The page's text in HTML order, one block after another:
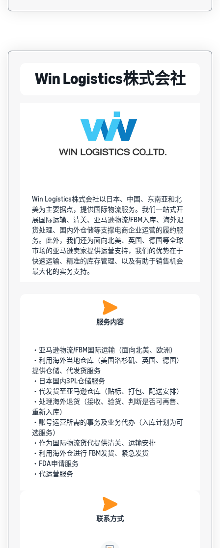
Win Logistics株式会社
Win Logistics株式会社以日本、中国、东南亚和北
美为主要据点，提供国际物流服务。我们一站式开
展国际运输、清关、亚马逊物流/FBM入库、海外退
货处理、国内外仓储等支撑电商企业运营的履约服
务。此外，我们还为面向北美、英国、德国等全球
市场的亚马逊卖家提供运营支持，我们的优势在于
快速运输、精准的库存管理、以及有助于销售机会
最大化的实务支持。
服务内容
・亚马逊物流/FBM国际运输（面向北美、欧洲）
・利用海外当地仓库（美国洛杉矶、英国、德国）
提供仓储、代发货服务
・日本国内3PL仓储服务
・代发货至亚马逊仓库（贴标、打包、配送安排）
・处理海外退货（接收、验货、判断是否可再售、
重新入库）
・账号运营所需的事务及业务代办（入库计划为可
选服务）
・作为国际物流货代提供清关、运输安排
・利用海外仓进行 FBM发货、紧急发货
・FDA申请服务
・代运营服务
联系方式